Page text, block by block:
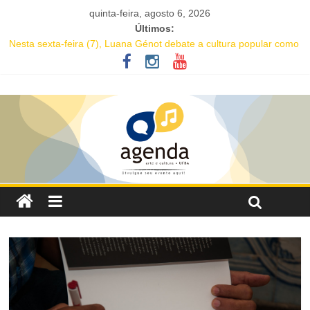
quinta-feira, agosto 6, 2026
Últimos:
Nesta sexta-feira (7), Luana Génot debate a cultura popular como
caminho para equidade racial
Academia de Letras da Bahia marca presença na Flipelô 2026
Mesa “Valoração de práticas culturais” abre o Enecult 2026
Comédia romântica “O que vem depois” reestreia na Casa Preta e
convida público a viver as aventuras de um casal na terceira
idade